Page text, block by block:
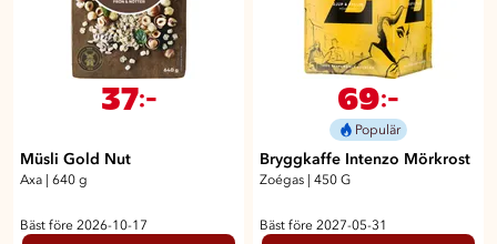
37:-
Müsli Gold Nut
Axa | 640 g
Bäst före 2026-10-17
69:-
Populär
Bryggkaffe Intenzo Mörkrost
Zoégas | 450 G
Bäst före 2027-05-31